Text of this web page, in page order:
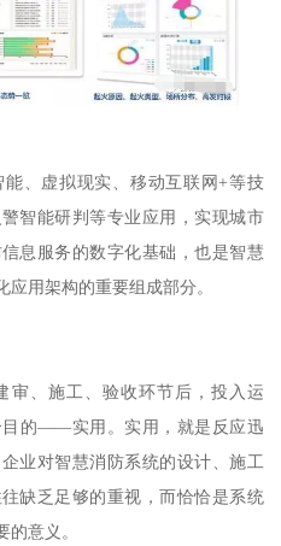
、虚拟现实、移动互联网+等技
智能研判等专业应用，实现城市
息服务的数字化基础，也是智慧
用架构的重要组成部分。
审、施工、验收环节后，投入运
目的——实用。实用，就是反应迅
业对智慧消防系统的设计、施工
缺乏足够的重视，而恰恰是系统
意义。